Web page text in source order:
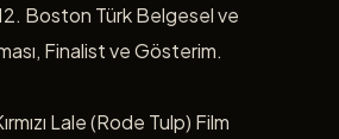
Boston Türk Belgesel ve
Finalist ve Gösterim.
Lale (Rode Tulp) Film